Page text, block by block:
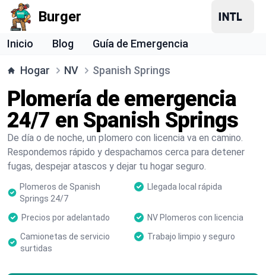
Burger
Inicio Blog Guía de Emergencia
Hogar NV Spanish Springs
Plomería de emergencia
24/7 en Spanish Springs
De día o de noche, un plomero con licencia va en camino.
Respondemos rápido y despachamos cerca para detener
fugas, despejar atascos y dejar tu hogar seguro.
Plomeros de Spanish
Springs 24/7
Llegada local rápida
Precios por adelantado
NV Plomeros con licencia
Camionetas de servicio
surtidas
Trabajo limpio y seguro